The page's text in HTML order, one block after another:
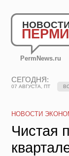
ПЕРМИ
PermNews.ru
СЕГОДНЯ:
07 АВГУСТА, ПТ
НОВОСТИ
Чистая